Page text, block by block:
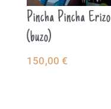
Pincha Pincha Erizo
(buzo)
150,00€